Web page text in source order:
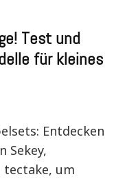
Test und
für kleines
Entdecken
Sekey,
tectake, um